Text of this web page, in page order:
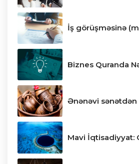
İş görüşməsinə
Biznes Quranda
Ənənəvi sənətdən
Mavi İqtisadiyyat: